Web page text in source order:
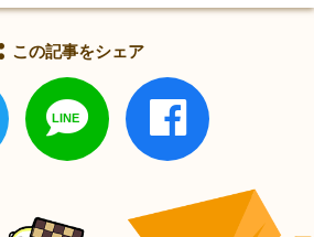
この記事をシェア